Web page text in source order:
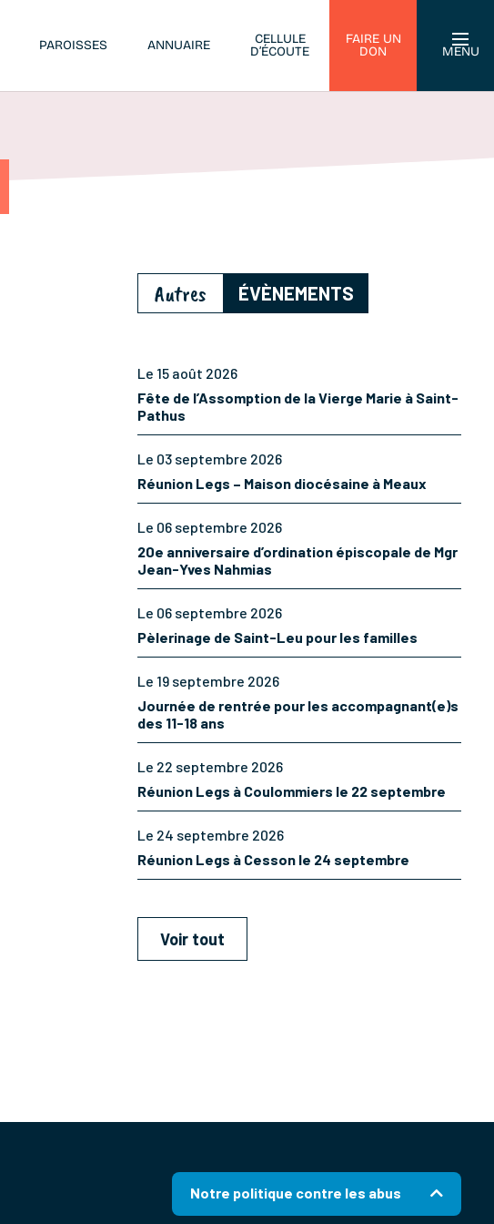
PAROISSES ANNUAIRE
CELLULE
D’ÉCOUTE
FAIRE UN
DON
MENU
Autres ÉVÈNEMENTS
Le 15 août 2026
Fête de l’Assomption de la Vierge Marie à Saint-
Pathus
Le 03 septembre 2026
Réunion Legs – Maison diocésaine à Meaux
Le 06 septembre 2026
20e anniversaire d’ordination épiscopale de Mgr
Jean-Yves Nahmias
Le 06 septembre 2026
Pèlerinage de Saint-Leu pour les familles
Le 19 septembre 2026
Journée de rentrée pour les accompagnant(e)s
des 11-18 ans
Le 22 septembre 2026
Réunion Legs à Coulommiers le 22 septembre
Le 24 septembre 2026
Réunion Legs à Cesson le 24 septembre
Voir tout
Notre politique contre les abus